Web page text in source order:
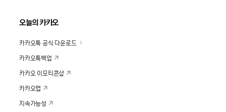
오늘의 카카오
카카오톡 공식 다운로드
카카오톡백업
카카오 이모티콘샵
카카오맵
지속가능성